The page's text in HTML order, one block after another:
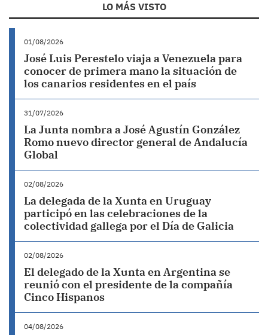
LO MÁS VISTO
01/08/2026
José Luis Perestelo viaja a Venezuela para
conocer de primera mano la situación de
los canarios residentes en el país
31/07/2026
La Junta nombra a José Agustín González
Romo nuevo director general de Andalucía
Global
02/08/2026
La delegada de la Xunta en Uruguay
participó en las celebraciones de la
colectividad gallega por el Día de Galicia
02/08/2026
El delegado de la Xunta en Argentina se
reunió con el presidente de la compañía
Cinco Hispanos
04/08/2026